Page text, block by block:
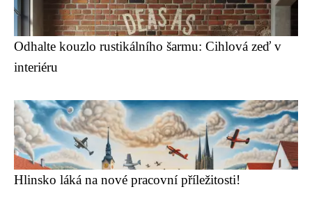
Odhalte kouzlo rustikálního šarmu: Cihlová zeď v
interiéru
Hlinsko láká na nové pracovní příležitosti!